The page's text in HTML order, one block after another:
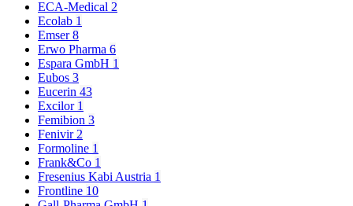
ECA-Medical 2
Ecolab 1
Emser8
Erwo Pharma 6
Espara GmbH 1
Eubos 3
Eucerin 43
Excilor 1
Femibion 3
Fenivir 2
Formoline 1
Frank&Co 1
Fresenius Kabi Austria 1
Frontline 10